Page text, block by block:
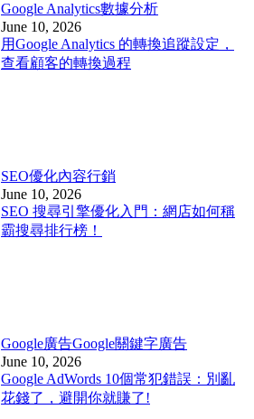
Google Analytics數據分析
June 10, 2026
用Google Analytics 的轉換追蹤設定，
查看顧客的轉換過程
SEO優化內容行銷
June 10, 2026
SEO 搜尋引擎優化入門：網店如何稱
霸搜尋排行榜！
Google廣告Google關鍵字廣告
June 10, 2026
Google AdWords 10個常犯錯誤：別亂
花錢了，避開你就賺了!